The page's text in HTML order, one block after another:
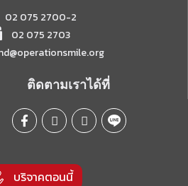
02 075 2700-2
02 075 2703
ติดตามเราได้ที่
บริจาคตอนนี้